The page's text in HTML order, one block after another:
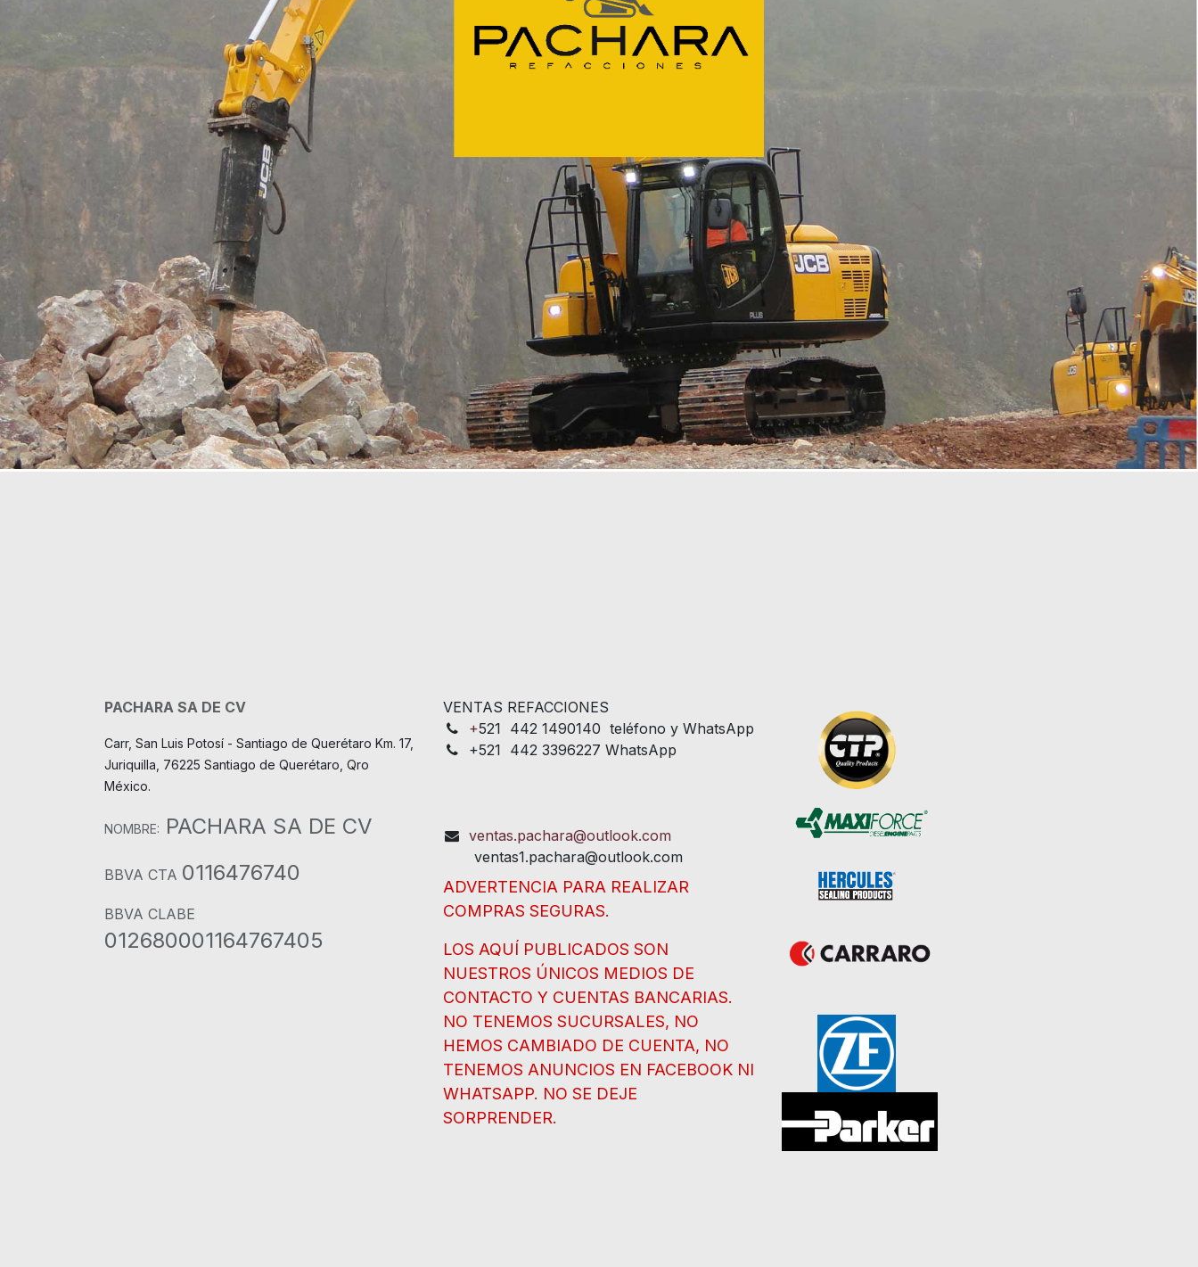
PACHARA SA DE CV
Carr, San Luis Potosí - Santiago de Querétaro Km. 17,
Juriquilla, 76225 Santiago de Querétaro, Qro
México.
NOMBRE: PACHARA SA DE CV
BBVA CTA 0116476740
BBVA CLABE
012680001164767405
VENTAS REFACCIONES
+521 442 1490140 teléfono y WhatsApp
+521 442 3396227 WhatsApp
ventas.pachara@outlook.com
ventas1.pachara@outlook.com
ADVERTENCIA PARA REALIZAR
COMPRAS SEGURAS.
LOS AQUÍ PUBLICADOS SON
NUESTROS ÚNICOS MEDIOS DE
CONTACTO Y CUENTAS BANCARIAS.
NO TENEMOS SUCURSALES, NO
HEMOS CAMBIADO DE CUENTA, NO
TENEMOS ANUNCIOS EN FACEBOOK NI
WHATSAPP. NO SE DEJE
SORPRENDER.